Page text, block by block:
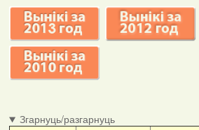
Згарнуць/разгарнуць